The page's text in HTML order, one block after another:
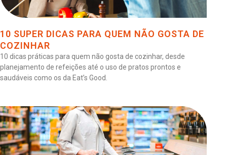
10 SUPER DICAS PARA QUEM NÃO GOSTA DE
COZINHAR
10 dicas práticas para quem não gosta de cozinhar, desde
planejamento de refeições até o uso de pratos prontos e
saudáveis como os da Eat’s Good.